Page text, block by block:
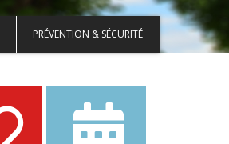
PRÉVENTION & SÉCURITÉ